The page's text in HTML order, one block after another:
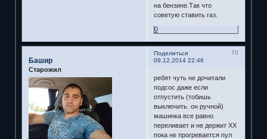
на бензине.Так что
советую ставить газ.
0
Поделиться
70
09.12.2014 22:46
Башир
Старожил
ребят чуть не дочитали
подсос даже если
отпустить (тобишь
выключить. он ручной)
машинка все равно
переливает и не держит ХХ
пока не прогревается пул